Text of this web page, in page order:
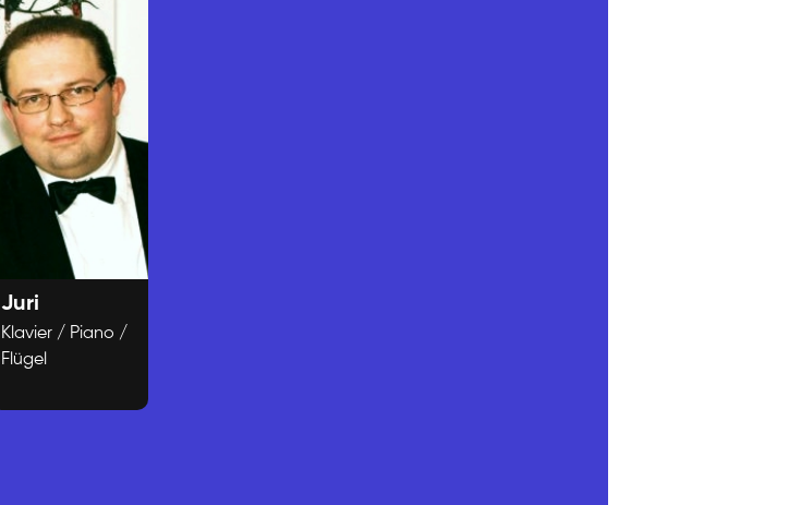
Juri
Klavier / Piano /
Flügel